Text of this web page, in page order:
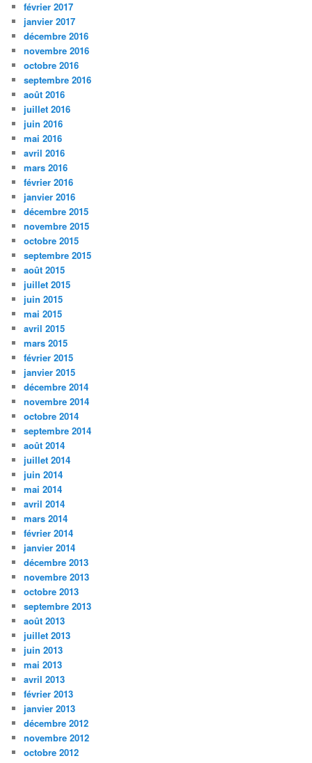
février 2017
janvier 2017
décembre 2016
novembre 2016
octobre 2016
septembre 2016
août 2016
juillet 2016
juin 2016
mai 2016
avril 2016
mars 2016
février 2016
janvier 2016
décembre 2015
novembre 2015
octobre 2015
septembre 2015
août 2015
juillet 2015
juin 2015
mai 2015
avril 2015
mars 2015
février 2015
janvier 2015
décembre 2014
novembre 2014
octobre 2014
septembre 2014
août 2014
juillet 2014
juin 2014
mai 2014
avril 2014
mars 2014
février 2014
janvier 2014
décembre 2013
novembre 2013
octobre 2013
septembre 2013
août 2013
juillet 2013
juin 2013
mai 2013
avril 2013
février 2013
janvier 2013
décembre 2012
novembre 2012
octobre 2012